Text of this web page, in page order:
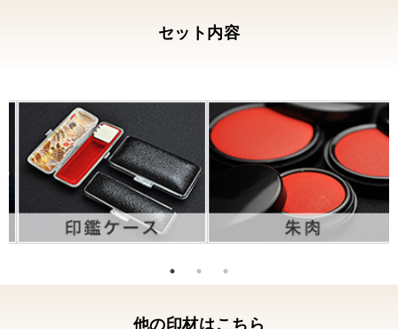
セット内容
他の印材はこちら